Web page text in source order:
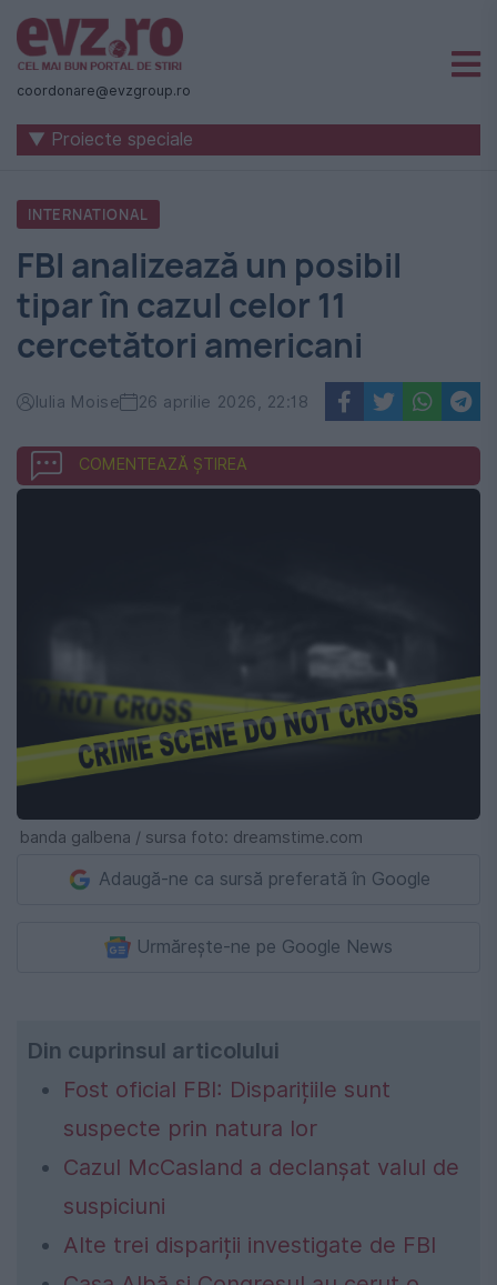
Știri
naționale
internaționale
România
-
Evenimentul
Zilei
coordonare@evzgroup.ro
▼ Proiecte speciale
INTERNATIONAL
FBI analizează un posibil
tipar în cazul celor 11
cercetători americani
Iulia Moise 26 aprilie 2026, 22:18
COMENTEAZĂ ȘTIREA
banda galbena / sursa foto: dreamstime.com
Adaugă-ne ca sursă preferată în Google
Urmărește-ne pe Google News
Din cuprinsul articolului
Fost oficial FBI: Disparițiile sunt
suspecte prin natura lor
Cazul McCasland a declanșat valul de
suspiciuni
Alte trei dispariții investigate de FBI